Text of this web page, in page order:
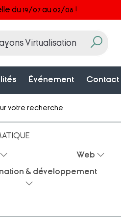
du 19/07 au 02/08 !
Événement Contact
votre recherche
Web
& développement